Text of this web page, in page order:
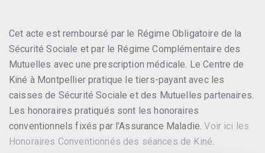
Cet acte est remboursé par le Régime Obligatoire de la
Sécurité Sociale et par le Régime Complémentaire des
Mutuelles avec une prescription médicale. Le Centre de
Kiné à Montpellier pratique le tiers-payant avec les
caisses de Sécurité Sociale et des Mutuelles partenaires.
Les honoraires pratiqués sont les honoraires
conventionnels fixés par l’Assurance Maladie.Voir ici les
Honoraires Conventionnés des séances de Kiné.